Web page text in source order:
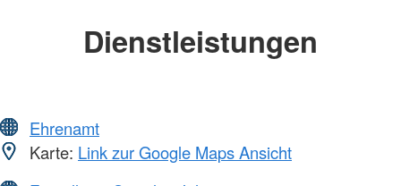
Dienstleistungen
Ehrenamt
Karte: Link zur Google Maps Ansicht